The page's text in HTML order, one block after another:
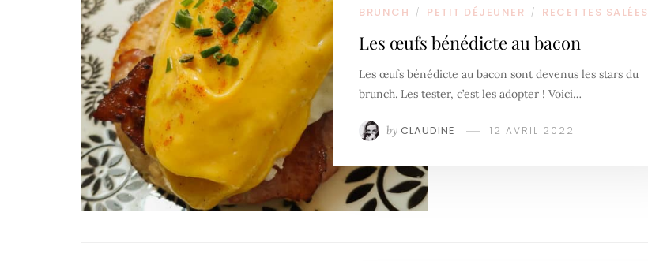
BRUNCH / PETIT DÉJEUNER / RECETTES SALÉES
Les œufs bénédicte au bacon
Les œufs bénédicte au bacon sont devenus les stars du
brunch. Les tester, c’est les adopter ! Voici…
by CLAUDINE 12 AVRIL 2022